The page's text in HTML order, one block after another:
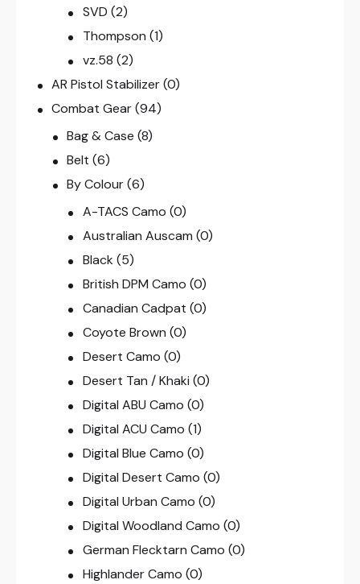
SVD (2)
Thompson (1)
vz.58 (2)
AR Pistol Stabilizer(0)
Combat Gear(94)
Bag & Case (8)
Belt (6)
By Colour (6)
A-TACS Camo (0)
Australian Auscam (0)
Black (5)
British DPM Camo (0)
Canadian Cadpat (0)
Coyote Brown (0)
Desert Camo (0)
Desert Tan / Khaki (0)
Digital ABU Camo (0)
Digital ACU Camo (1)
Digital Blue Camo (0)
Digital Desert Camo (0)
Digital Urban Camo (0)
Digital Woodland Camo (0)
German Flecktarn Camo (0)
Highlander Camo (0)